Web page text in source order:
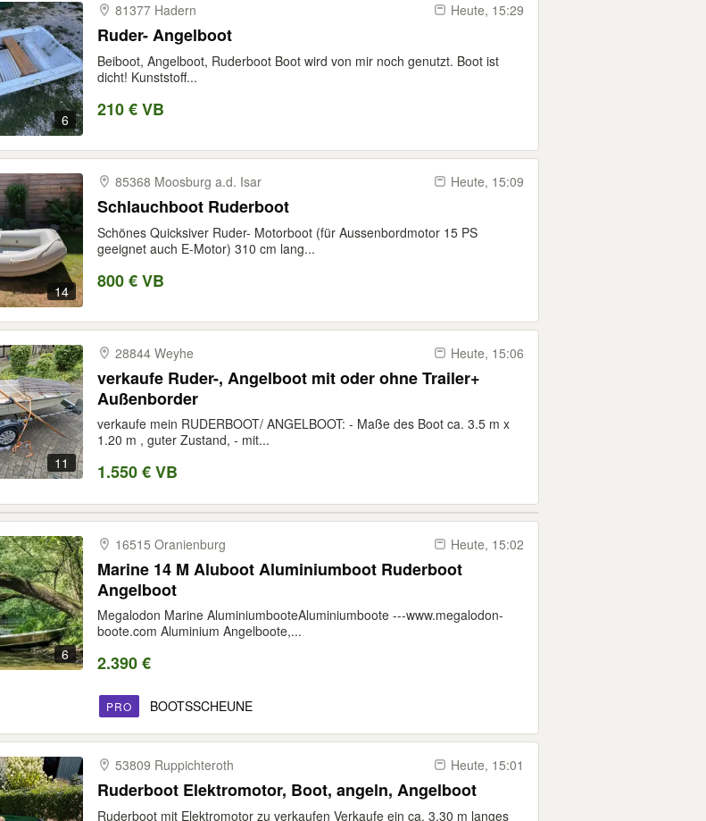
6
81377 Hadern Heute, 15:29
Ruder- Angelboot
Beiboot, Angelboot, Ruderboot Boot wird von mir noch genutzt. Boot ist
dicht! Kunststoff...
210 € VB
14
85368 Moosburg a.d. Isar Heute, 15:09
Schlauchboot Ruderboot
Schönes Quicksiver Ruder- Motorboot (für Aussenbordmotor 15 PS
geeignet auch E-Motor) 310 cm lang...
800 € VB
11
28844 Weyhe Heute, 15:06
verkaufe Ruder-, Angelboot mit oder ohne Trailer+
Außenborder
verkaufe mein RUDERBOOT/ ANGELBOOT: - Maße des Boot ca. 3.5 m x
1.20 m , guter Zustand, - mit...
1.550 € VB
6
16515 Oranienburg Heute, 15:02
Marine 14 M Aluboot Aluminiumboot Ruderboot
Angelboot
Megalodon Marine AluminiumbooteAluminiumboote ---www.megalodon-
boote.com Aluminium Angelboote,...
2.390 €
PRO BOOTSSCHEUNE
53809 Ruppichteroth Heute, 15:01
Ruderboot Elektromotor, Boot, angeln, Angelboot
Ruderboot mit Elektromotor zu verkaufen Verkaufe ein ca. 3,30 m langes